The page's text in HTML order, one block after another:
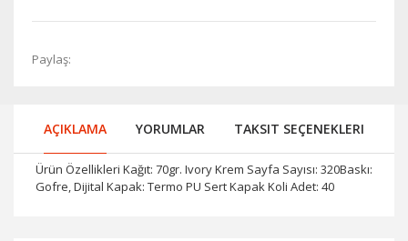
Paylaş:
AÇIKLAMA YORUMLAR TAKSIT SEÇENEKLERI
Ürün Özellikleri Kağıt: 70gr. Ivory Krem Sayfa Sayısı: 320Baskı:
Gofre, Dijital Kapak: Termo PU Sert Kapak Koli Adet: 40